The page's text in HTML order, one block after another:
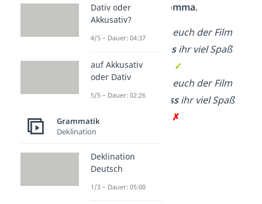
Deutschen
kein Komma.
Ich hoffe, dass euch der Film
und dassihr viel Spaß
haben werdet.
✓
Ich hoffe, dass euch der Film
gefällt,und dassihr viel Spaß
✗
Dativ oder
Akkusativ?
4/5 – Dauer: 04:37
auf Akkusativ
oder Dativ
5/5 – Dauer: 02:26
Grammatik
Deklination
Deklination
Deutsch
1/3 – Dauer: 05:00